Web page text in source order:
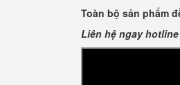
Toàn bộ sản phẩm
Liên hệ ngay